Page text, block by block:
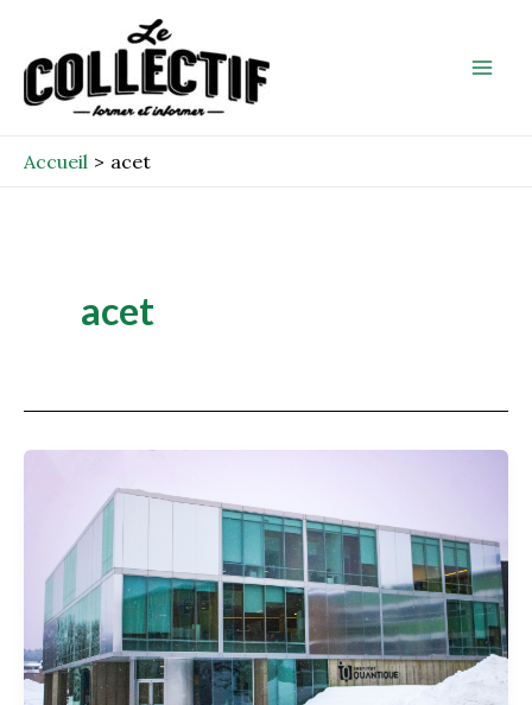
contenu
Accueil acet
acet